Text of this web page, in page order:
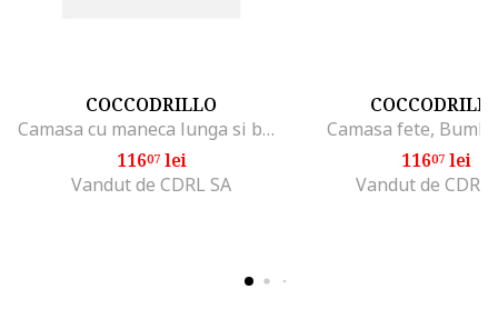
COCCODRILLO
Camasa cu maneca lunga si buzunare aplicate, Roz
11607lei
Vandut de CDRL SA
Camasa fete,
11607lei
Vandut de CDRL